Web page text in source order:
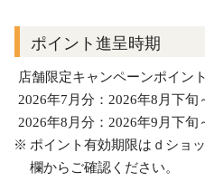
ポイント進呈時期
店舗限定キャンペーンポイント
2026年7月分：2026年8月下旬
2026年8月分：2026年9月下旬
ポイント有効期限はｄショ
欄からご確認ください。